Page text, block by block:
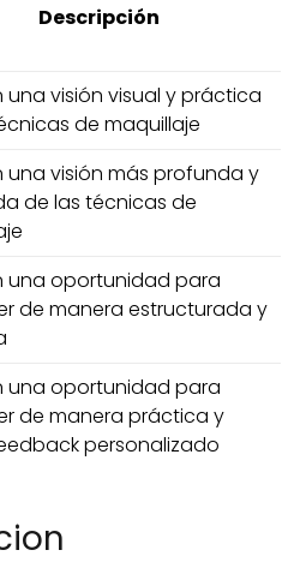
Descripción
una visión visual y práctica
de maquillaje
una visión más profunda y
de las técnicas de
una oportunidad para
de manera estructurada y
una oportunidad para
de manera práctica y
personalizado